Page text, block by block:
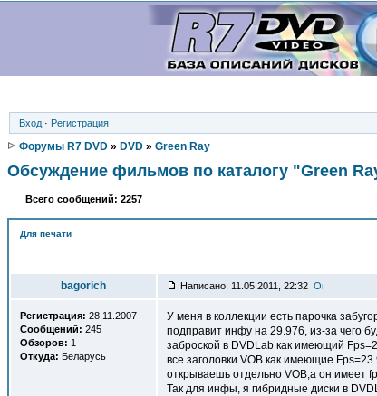
Вход · Регистрация
Форумы R7 DVD » DVD » Green Ray
Обсуждение фильмов по каталогу "Green
Всего сообщений: 2257
Для печати
bagorich Написано: 11.05.2011, 22:32
Регистрация: 28.11.2007
Сообщений: 245
Обзоров: 1
Откуда: Беларусь
У меня в коллекции есть парочка
подправит инфу на 29.976, из-за чего
заброской в DVDLab как имеющий
все заголовки VOB как имеющие
открываешь отдельно VOB,а он имеет
Так для инфы, я гибридные диски в